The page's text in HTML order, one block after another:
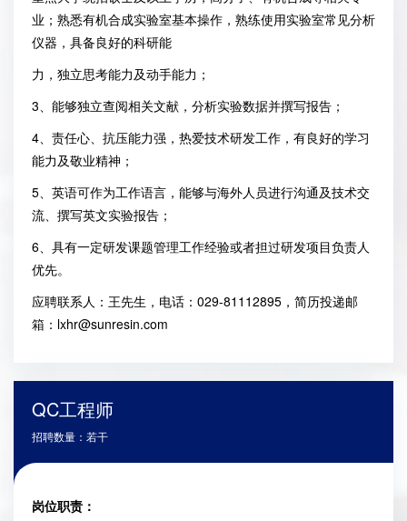
业；熟悉有机合成实验室基本操作，熟练使用实验室常见分析
仪器，具备良好的科研能
力，独立思考能力及动手能力；
3、能够独立查阅相关文献，分析实验数据并撰写报告；
4、责任心、抗压能力强，热爱技术研发工作，有良好的学习
能力及敬业精神；
5、英语可作为工作语言，能够与海外人员进行沟通及技术交
流、撰写英文实验报告；
6、具有一定研发课题管理工作经验或者担过研发项目负责人
优先。
应聘联系人：王先生，电话：029-81112895，简历投递邮
箱：lxhr@sunresin.com
QC工程师
招聘数量：若干
岗位职责：